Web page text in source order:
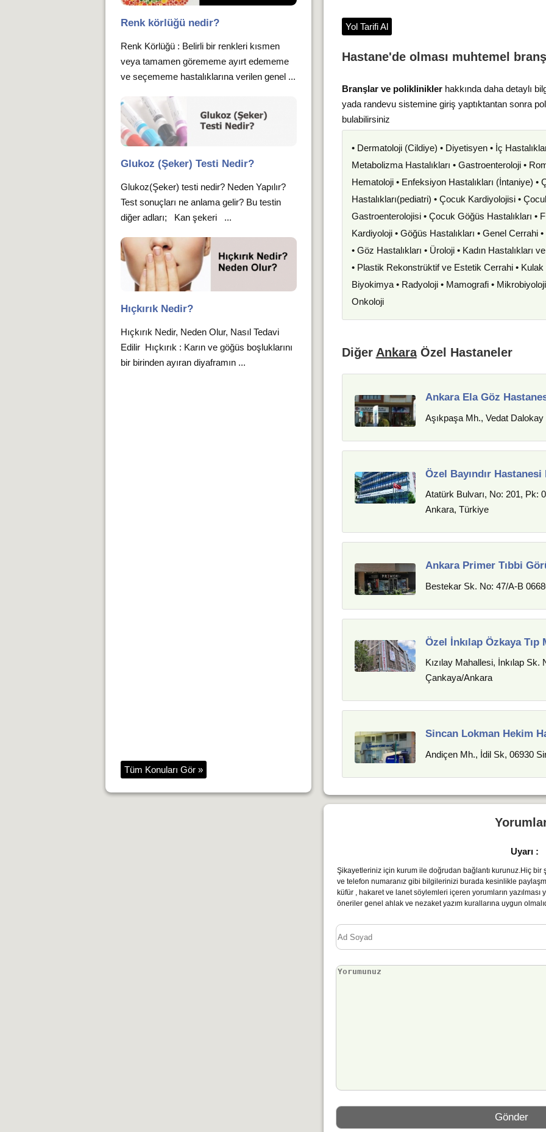
Yol Tarifi Al
Hastane'de olması muhtemel
Branşlar ve polikliniklerhakkında daha detaylı
yada randevu sistemine giriş yaptıktantan sonra
bulabilirsiniz
• Dermatoloji (Cildiye) • Diyetisyen • İç
Metabolizma Hastalıkları • Gastroenteroloji •
Hematoloji • Enfeksiyon Hastalıkları (İntaniye) •
Hastalıkları(pediatri) • Çocuk Kardiyolojisi •
Gastroenterolojisi • Çocuk Göğüs Hastalıkları •
Kardiyoloji • Göğüs Hastalıkları • Genel Cerrahi
• Göz Hastalıkları • Üroloji • Kadın Hastalıkları
• Plastik Rekonstrüktif ve Estetik Cerrahi • Kulak
Biyokimya • Radyoloji • Mamografi •
Onkoloji
Diğer AnkaraÖzel Hastaneler
Ankara Ela Göz
Aşıkpaşa Mh., Vedat
Özel Bayındır Hastanesi
Atatürk Bulvarı, No: 201, Pk:
Ankara, Türkiye
Ankara Primer Tıbbi
Bestekar Sk. No: 47/A-B
Özel İnkılap Özkaya Tıp
Kızılay Mahallesi, İnkılap Sk.
Çankaya/Ankara
Sincan Lokman Hekim
Andiçen Mh., İdil Sk, 06930
Renk körlüğü nedir?
Renk Körlüğü : Belirli bir renkleri kısmen
veya tamamen görememe ayırt edememe
ve seçememe hastalıklarına verilen genel ...
Glukoz (Şeker) Testi Nedir?
Glukoz(Şeker) testi nedir? Neden Yapılır?
Test sonuçları ne anlama gelir? Bu testin
diğer adları; Kan şekeri ...
Hıçkırık Nedir?
Hıçkırık Nedir, Neden Olur, Nasıl Tedavi
Edilir Hıçkırık : Karın ve göğüs boşluklarını
bir birinden ayıran diyaframın ...
Tüm Konuları Gör »
Uyarı :
Şikayetleriniz için kurum ile doğrudan bağlantı kurunuz.Hiç
ve telefon numaranız gibi bilgilerinizi burada kesinlikle
küfür , hakaret ve lanet söylemleri içeren yorumların yazılması
öneriler genel ahlak ve nezaket yazım kurallarına uygun